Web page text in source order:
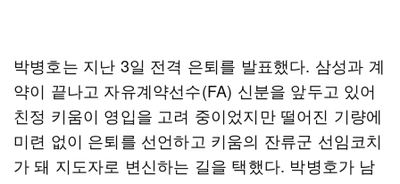
박병호는 지난 3일 전격 은퇴를 발표했다. 삼성과 계
약이 끝나고 자유계약선수(FA) 신분을 앞두고 있어
친정 키움이 영입을 고려 중이었지만 떨어진 기량에
미련 없이 은퇴를 선언하고 키움의 잔류군 선임코치
가 돼 지도자로 변신하는 길을 택했다. 박병호가 남